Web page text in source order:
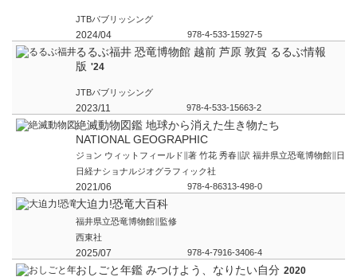
JTBパブリッシング
2024/04 978-4-533-15927-5
るるぶ福井 恐竜博物館 越前 芦原 敦賀 るるぶ情報
版 '24
JTBパブリッシング
2023/11 978-4-533-15663-2
絶滅動物図鑑 地球から消えた生き物たち
NATIONAL GEOGRAPHIC
ジョン ウィットフィールド∥著 竹花 秀春∥訳 福井県立恐竜博物館∥日本
日経ナショナルジオグラフィック社
2021/06 978-4-86313-498-0
大迫力!恐竜大百科
福井県立恐竜博物館∥監修
西東社
2025/07 978-4-7916-3406-4
おしごと年鑑 みつけよう、なりたい自分 2020